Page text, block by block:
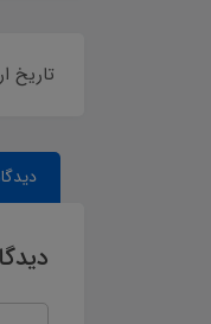
تاریخ ارسال 1401/04/04کد کتاب: 103دوره تحصیلی: دوره